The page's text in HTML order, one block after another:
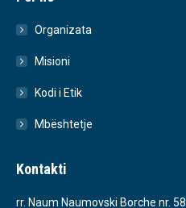
Organizata
Misioni
Kodi i Etik
Mbështetje
Kontakti
rr. Naum Naumovski Borche nr. 58